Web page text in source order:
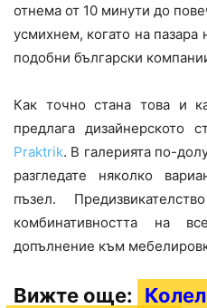
отнема от 10 минути до
усмихнем, когато на пазара
подобни български
Как точно стана това и
предлага дизайнерското
Praktrik. В галерията по-
разгледате няколко
пъзел.
комбинативността на
допълнение към
Вижте още: